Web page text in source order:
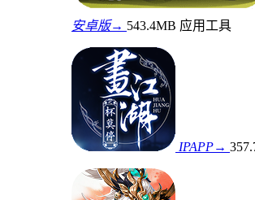
安卓版→ 543.4MB 应用工具
IPAPP→